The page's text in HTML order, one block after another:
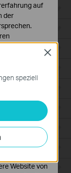
speziell
Close
auf
der
nicht
Aktivitäten
und
Website von